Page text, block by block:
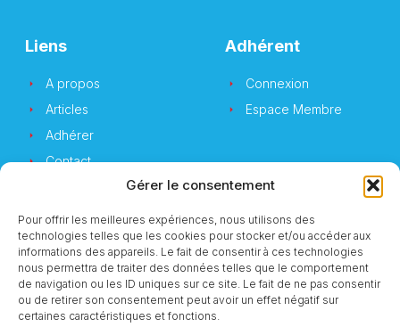
Gérer le consentement
Pour offrir les meilleures expériences, nous utilisons des
technologies telles que les cookies pour stocker et/ou accéder aux
informations des appareils. Le fait de consentir à ces technologies
nous permettra de traiter des données telles que le comportement
de navigation ou les ID uniques sur ce site. Le fait de ne pas consentir
ou de retirer son consentement peut avoir un effet négatif sur
certaines caractéristiques et fonctions.
Liens
A propos
Articles
Adhérer
Contact
Adhérent
Connexion
Espace Membre
Newsletter
Vous souhaitez suivre notre actualité ?